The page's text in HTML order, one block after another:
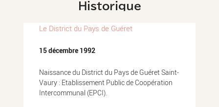
Historique
Le District du Pays de Guéret
15 décembre 1992
Naissance du District du Pays de Guéret Saint-
Vaury : Etablissement Public de Coopération
Intercommunal (EPCI).